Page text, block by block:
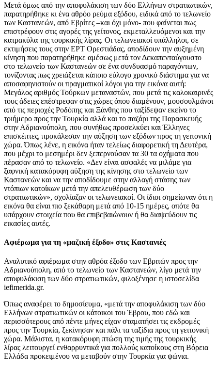
Μετά όμως από την αποφυλάκιση των δύο Ελλήνων στρατιωτικών,
παρατηρήθηκε κι ένα αθρόο ρεύμα εξόδου, ειδικά από το τελωνείο
των Καστανεών, από Εβρίτες –και όχι μόνο- που φαίνεται πως
επιστρέφουν στις αγορές της γείτονος, εκμεταλλευόμενοι και την
κατρακύλα της τουρκικής λίρας. Οι τελωνειακοί υπάλληλοι, σε
εκτιμήσεις τους στην ΕΡΤ Ορεστιάδας, αποδίδουν την αυξημένη
κίνηση που παρατηρήθηκε αμέσως μετά τον Δεκαπενταύγουστο
στο τελωνείο των Καστανεών σε ένα συνδυασμό παραγόντων,
τονίζοντας πως χρειάζεται κάποιο εύλογο χρονικό διάστημα για να
αποσαφηνιστούν οι πραγματικοί λόγοι για την εικόνα αυτή:
Μεγάλος αριθμός Τούρκων μεταναστών, που μετά τις καλοκαιρινές
τους άδειες επέστρεφαν στις χώρες όπου διαμένουν, μουσουλμάνοι
από τις περιοχές Ροδόπης και Ξάνθης που ταξίδεψαν εκείνο το
τριήμερο προς την Τουρκία αλλά και το παζάρι της Παρασκευής
στην Αδριανούπολη, που συνήθως προσελκύει και Έλληνες
επισκέπτες, προκάλεσαν την αύξηση των εξόδων προς τη γειτονική
χώρα. Όπως λένε, η εικόνα ήταν τελείως διαφορετική τη Δευτέρα,
που μέχρι το μεσημέρι δεν ξεπερνούσαν τα 30 τα οχήματα που
πέρασαν από το τελωνείο. «Δεν είναι ασφαλές να μιλάμε για
ξαφνική κατακόρυφη αύξηση της κίνησης στο τελωνείο των
Καστανεών και να την αποδίδουμε στην αλλαγή στάσης των
ντόπιων κατοίκων μετά την απελευθέρωση των δύο
στρατιωτικών», σχολίαζαν οι τελωνειακοί. Οι ίδιοι σημείωναν ότι η
εικόνα θα είναι πιο ξεκάθαρη μετά από 10-15 ημέρες, οπότε θα
υπάρχουν στοιχεία που θα επιβεβαιώνουν ή θα διαψεύδουν τις
εικασίες αυτές.
Αφιέρωμα για τη «μαζική έξοδο» στις Καστανιές
Αναλυτικό αφιέρωμα στην αθρόα έξοδο των Εβριτών προς την
Αδριανούπολη, από το τελωνείο των Καστανεών, λίγο μετά την
αποφυλάκιση των δύο στρατιωτικών, φιλοξένησε η ιστοσελίδα
iefimerida.gr.
Όπως αναφέρει το δημοσίευμα, «μετά την αποφυλάκιση των δύο
Ελλήνων στρατιωτικών οι κάτοικοι του Έβρου, που εδώ και
περισσότερους από πέντε μήνες είχαν σταματήσει τις εκδρομές
προς την Τουρκία, ξεκίνησαν και πάλι τα ταξίδια προς τη γειτονική
χώρα. Μάλιστα, η κατακόρυφη πτώση της τιμής της τουρκικής
λίρας λειτουργεί ενθαρρυντικά για πολλούς κατοίκους στη Βόρεια
Ελλάδα προκειμένου να μεταβούν στην Τουρκία για ψώνια.